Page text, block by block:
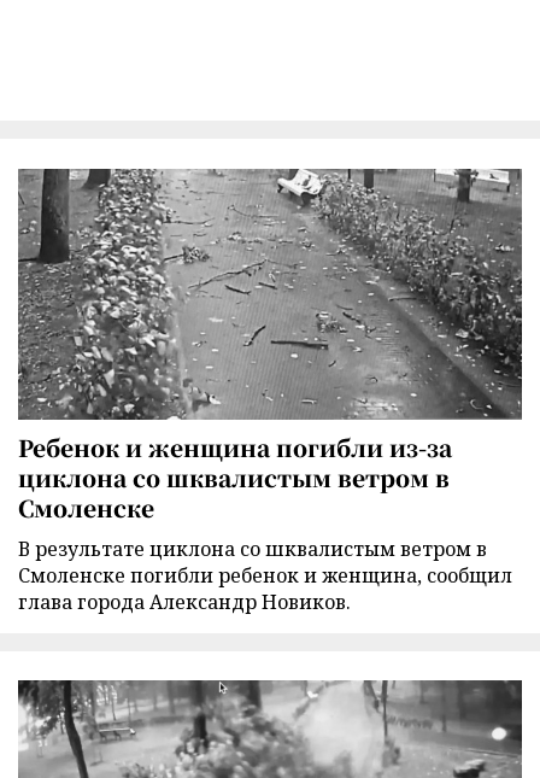
Ребенок и женщина погибли из-за
циклона со шквалистым ветром в
Смоленске
В результате циклона со шквалистым ветром в
Смоленске погибли ребенок и женщина, сообщил
глава города Александр Новиков.